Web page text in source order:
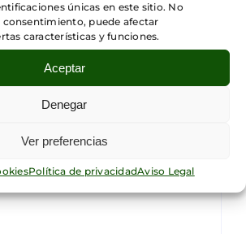
únicas en este sitio. No
puede afectar
características y funciones.
Aceptar
Denegar
Ver preferencias
Política de privacidadAviso Legal